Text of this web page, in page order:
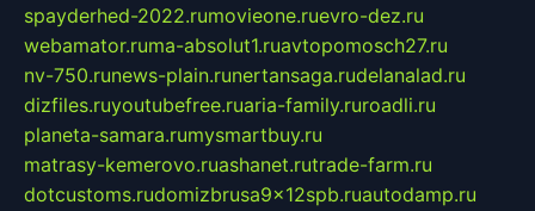
spayderhed-2022.rumovieone.ruevro-dez.ru
webamator.ruma-absolut1.ruavtopomosch27.ru
nv-750.runews-plain.runertansaga.rudelanalad.ru
dizfiles.ruyoutubefree.ruaria-family.ruroadli.ru
planeta-samara.rumysmartbuy.ru
matrasy-kemerovo.ruashanet.rutrade-farm.ru
dotcustoms.rudomizbrusa9x12spb.ruautodamp.ru